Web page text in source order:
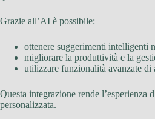
Grazie all’AI è possibile:
ottenere suggerimenti intelligenti
migliorare la produttività e la
utilizzare funzionalità avanzate di
Questa integrazione rende l’esperienza
personalizzata.